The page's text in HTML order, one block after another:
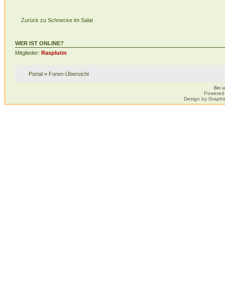
Zurück zu Schnecke im Salat
WER IST ONLINE?
Mitglieder: Rasplutin
Portal» Foren-Übersicht
Bei
Design by